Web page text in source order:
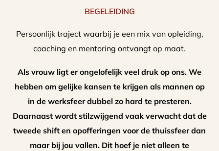
BEGELEIDING
Persoonlijk traject waarbij je een mix van opleiding,
coaching en mentoring ontvangt op maat.
Als vrouw ligt er ongelofelijk veel druk op ons. We
hebben om gelijke kansen te krijgen als mannen op
in de werksfeer dubbel zo hard te presteren.
Daarnaast wordt stilzwijgend vaak verwacht dat de
tweede shift en opofferingen voor de thuissfeer dan
maar bij jou vallen. Dit hoef je niet alleen te